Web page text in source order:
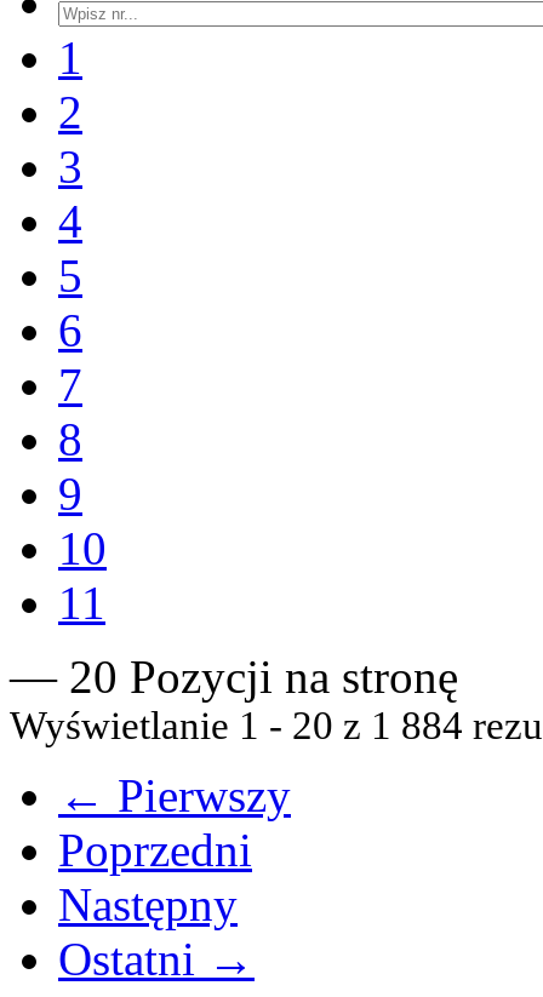
1
2
3
4
5
6
7
8
9
10
11
— 20 Pozycji na stronę
Wyświetlanie 1 - 20 z 1 884
← Pierwszy
Poprzedni
Następny
Ostatni →